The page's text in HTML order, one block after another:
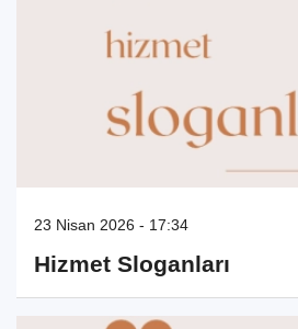
23 Nisan 2026 - 17:34
Hizmet Sloganları